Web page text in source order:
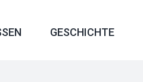
GESCHICHTE